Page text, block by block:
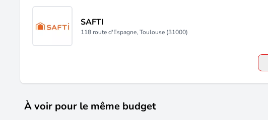
SAFTI
118 route d'Espagne, Toulouse (31000)
À voir pour le même budget